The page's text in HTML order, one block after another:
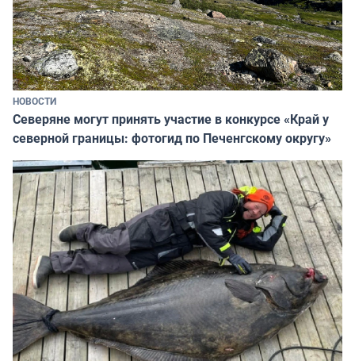
НОВОСТИ
Северяне могут принять участие в конкурсе «Край у
северной границы: фотогид по Печенгскому округу»